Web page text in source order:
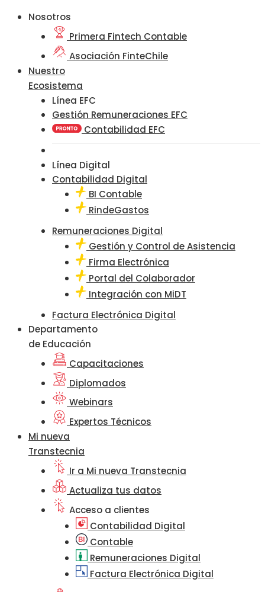
Nosotros
Primera Fintech Contable
Asociación FinteChile
Nuestro
Ecosistema
Línea EFC
Gestión Remuneraciones EFC
Contabilidad EFC
Línea Digital
Contabilidad Digital
BI Contable
RindeGastos
Remuneraciones Digital
Gestión y Control de Asistencia
Firma Electrónica
Portal del Colaborador
Integración con MiDT
Factura Electrónica Digital
Departamento
de Educación
Capacitaciones
Diplomados
Webinars
Expertos Técnicos
Mi nueva
Transtecnia
Ir a Mi nueva Transtecnia
Actualiza tus datos
Acceso a clientes
Contabilidad Digital
Contable
Remuneraciones Digital
Factura Electrónica Digital